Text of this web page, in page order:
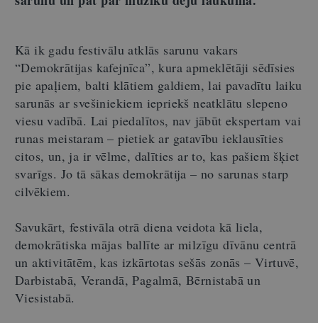
Kā ik gadu festivālu atklās sarunu vakars
“Demokrātijas kafejnīca”, kura apmeklētāji sēdīsies
pie apaļiem, balti klātiem galdiem, lai pavadītu laiku
sarunās ar svešiniekiem iepriekš neatklātu slepeno
viesu vadībā. Lai piedalītos, nav jābūt ekspertam vai
runas meistaram – pietiek ar gatavību ieklausīties
citos, un, ja ir vēlme, dalīties ar to, kas pašiem šķiet
svarīgs. Jo tā sākas demokrātija – no sarunas starp
cilvēkiem.
Savukārt, festivāla otrā diena veidota kā liela,
demokrātiska mājas ballīte ar milzīgu dīvānu centrā
un aktivitātēm, kas izkārtotas sešās zonās – Virtuvē,
Darbistabā, Verandā, Pagalmā, Bērnistabā un
Viesistabā.